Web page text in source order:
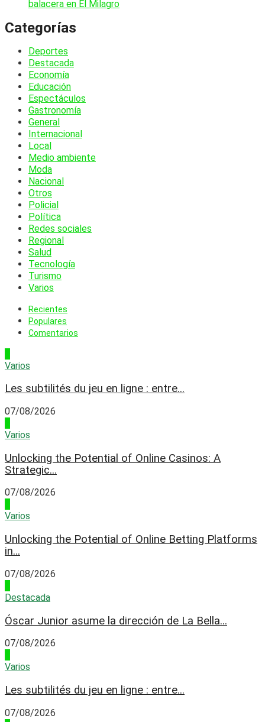
balacera en El Milagro
Categorías
Deportes
Destacada
Economía
Educación
Espectáculos
Gastronomía
General
Internacional
Local
Medio ambiente
Moda
Nacional
Otros
Policial
Política
Redes sociales
Regional
Salud
Tecnología
Turismo
Varios
Recientes
Populares
Comentarios
Varios
Les subtilités du jeu en ligne : entre...
07/08/2026
Varios
Unlocking the Potential of Online Casinos: A
Strategic...
07/08/2026
Varios
Unlocking the Potential of Online Betting Platforms
in...
07/08/2026
Destacada
Óscar Junior asume la dirección de La Bella...
07/08/2026
Varios
Les subtilités du jeu en ligne : entre...
07/08/2026